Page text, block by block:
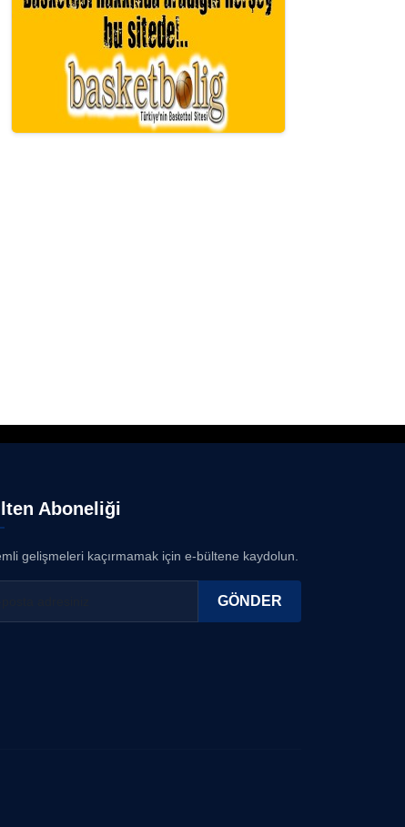
Aboneliği
gelişmeleri kaçırmamak için e-bültene kaydolun.
GÖNDER